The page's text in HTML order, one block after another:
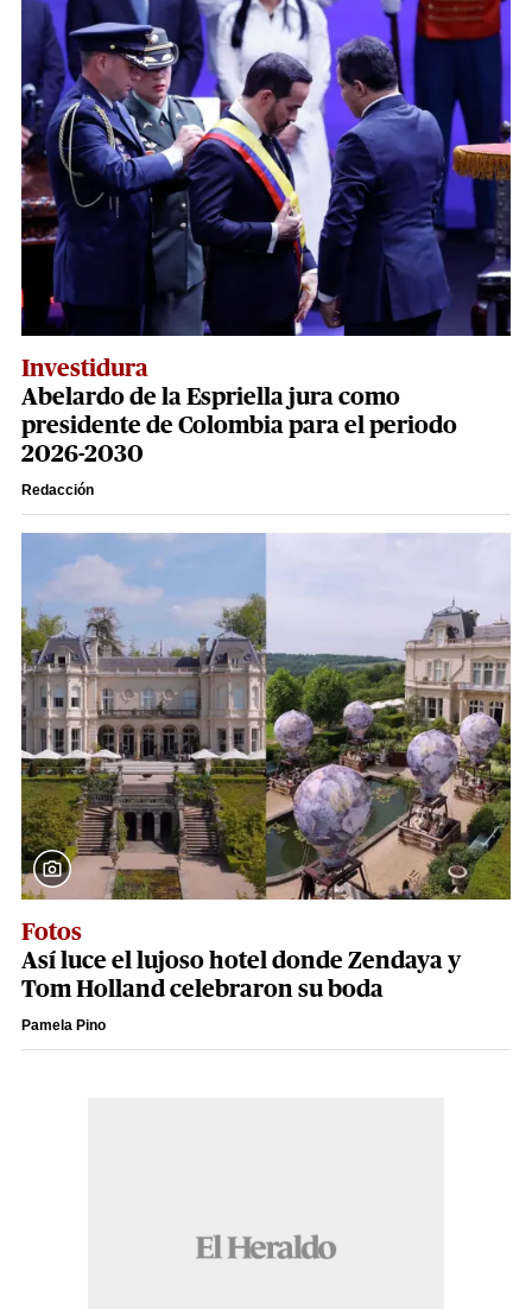
Investidura
Abelardo de la Espriella jura como
presidente de Colombia para el periodo
2026-2030
Redacción
Fotos
Así luce el lujoso hotel donde Zendaya y
Tom Holland celebraron su boda
Pamela Pino